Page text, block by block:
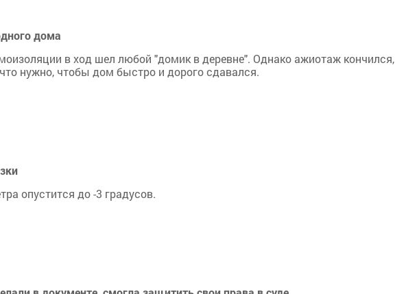
дома
в ход шел любой "домик в деревне". Однако ажиотаж кончился,
нужно, чтобы дом быстро и дорого сдавался.
опустится до -3 градусов.